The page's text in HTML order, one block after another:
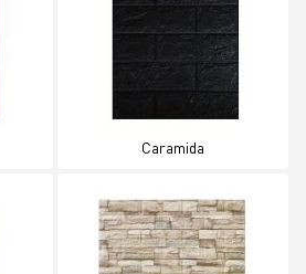
Caramida